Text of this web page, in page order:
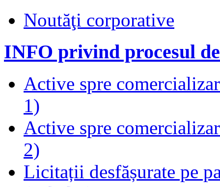
Noutăţi corporative
INFO privind procesul
Active spre
1)
Active spre
2)
Licitații desfășurate pe